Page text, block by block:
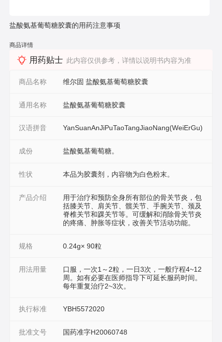
盐酸氨基葡萄糖胶囊的用药注意事项
商品详情
用药贴士 此内容仅供参考，详情以说明书内容为准
商品名称 维尔固 盐酸氨基葡萄糖胶囊
通用名称 盐酸氨基葡萄糖胶囊
汉语拼音 YanSuanAnJiPuTaoTangJiaoNang(WeiErGu)
成份 盐酸氨基葡萄糖。
性状 本品为胶囊剂，内容物为白色粉末。
产品介绍
用于治疗和预防全身所有部位的骨关节炎，包
括膝关节、肩关节、髋关节、手腕关节、颈及
脊椎关节和踝关节等。可缓解和消除骨关节炎
的疼痛、肿胀等症状，改善关节活动功能。
规格 0.24g× 90粒
用法用量
口服，一次1～2粒，一日3次，一般疗程4~12
周。如有必要在医师指导下可延长服药时间。
每年重复治疗2~3次。
执行标准 YBH5572020
批准文号 国药准字H20060748